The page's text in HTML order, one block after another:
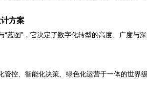
方案
“蓝图”，它决定了数字化转型的高度、广度与深
管控、智能化决策、绿色化运营于一体的世界级